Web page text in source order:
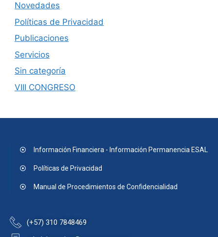
Novedades
Políticas de Privacidad
Publicaciones
Servicios
Sin categoría
VIII CONGRESO
(+57) 310 7848469
Información Financiera - Información Permanencia ESAL
Políticas de Privacidad
Manual de Procedimientos de Confidencialidad